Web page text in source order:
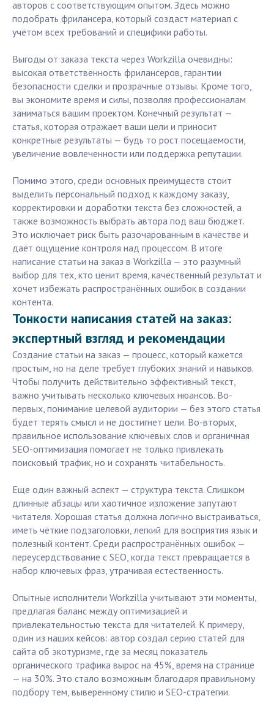
авторов с соответствующим опытом. Здесь можно
подобрать фрилансера, который создаст материал с
учётом всех требований и специфики работы.
Выгоды от заказа текста через Workzilla очевидны:
высокая ответственность фрилансеров, гарантии
безопасности сделки и прозрачные отзывы. Кроме того,
вы экономите время и силы, позволяя профессионалам
заниматься вашим проектом. Конечный результат —
статья, которая отражает ваши цели и приносит
конкретные результаты — будь то рост посещаемости,
увеличение вовлеченности или поддержка репутации.
Помимо этого, среди основных преимуществ стоит
выделить персональный подход к каждому заказу,
корректировки и доработки текста без сложностей, а
также возможность выбрать автора под ваш бюджет.
Это исключает риск быть разочарованным в качестве и
даёт ощущение контроля над процессом. В итоге
написание статьи на заказ в Workzilla — это разумный
выбор для тех, кто ценит время, качественный результат и
хочет избежать распространённых ошибок в создании
контента.
Тонкости написания статей на заказ:
экспертный взгляд и рекомендации
Создание статьи на заказ — процесс, который кажется
простым, но на деле требует глубоких знаний и навыков.
Чтобы получить действительно эффективный текст,
важно учитывать несколько ключевых нюансов. Во-
первых, понимание целевой аудитории — без этого статья
будет терять смысл и не достигнет цели. Во-вторых,
правильное использование ключевых слов и органичная
SEO-оптимизация помогает не только привлекать
поисковый трафик, но и сохранять читабельность.
Еще один важный аспект — структура текста. Слишком
длинные абзацы или хаотичное изложение запутают
читателя. Хорошая статья должна логично выстраиваться,
иметь чёткие подзаголовки, легкий для восприятия язык и
полезный контент. Среди распространённых ошибок —
переусердствование с SEO, когда текст превращается в
набор ключевых фраз, утрачивая естественность.
Опытные исполнители Workzilla учитывают эти моменты,
предлагая баланс между оптимизацией и
привлекательностью текста для читателей. К примеру,
один из наших кейсов: автор создал серию статей для
сайта об экотуризме, где за месяц показатель
органического трафика вырос на 45%, время на странице
— на 30%. Это стало возможным благодаря правильному
подбору тем, выверенному стилю и SEO-стратегии.